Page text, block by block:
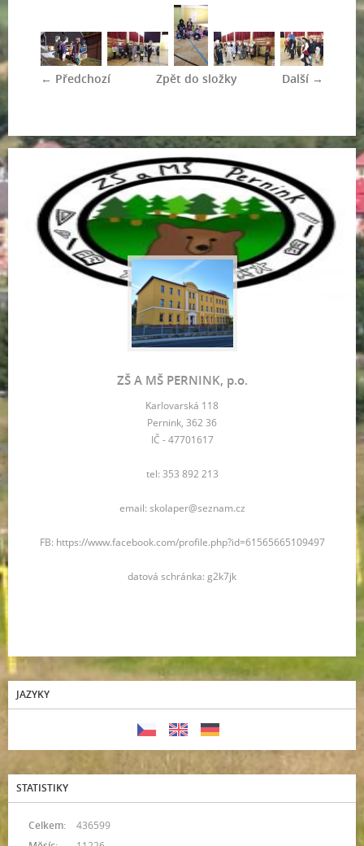
← Předchozí Další →
Zpět do složky
ZŠ A MŠ PERNINK, p.o.
Karlovarská 118
Pernink, 362 36
IČ - 47701617
tel: 353 892 213
email: skolaper@seznam.cz
FB: https://www.facebook.com/profile.php?id=61565665109497
datová schránka: g2k7jk
JAZYKY
STATISTIKY
Celkem:
436599